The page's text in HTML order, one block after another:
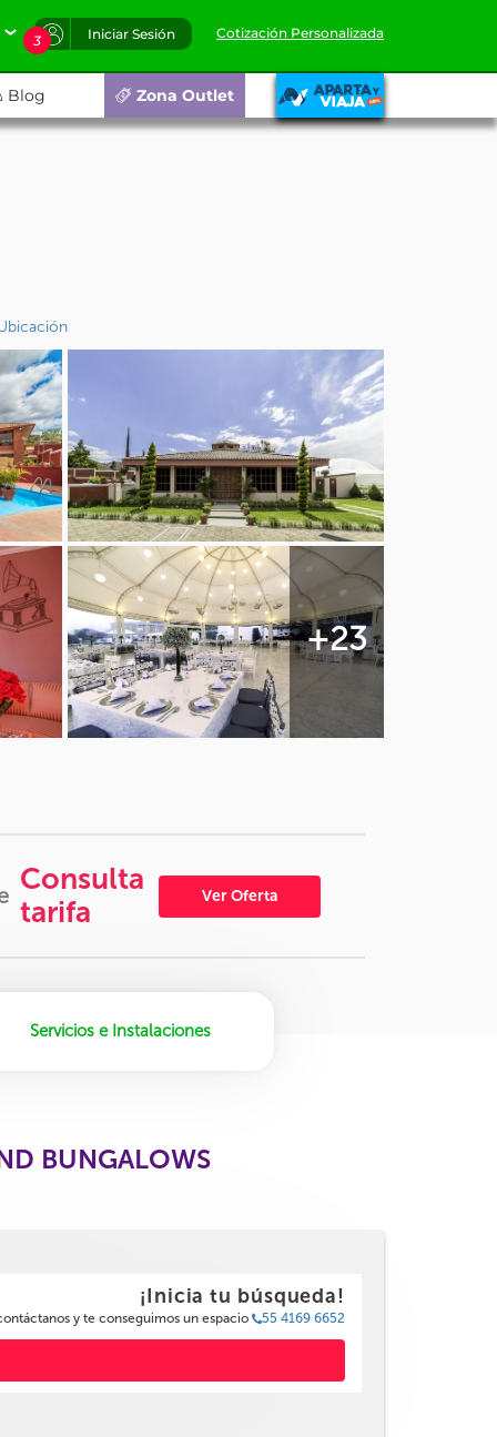
3 Iniciar Sesión Cotización Personalizada
Blog Zona Outlet
+23
Consulta
tarifa
Ver Oferta
Servicios e Instalaciones
BUNGALOWS
¡Inicia tu búsqueda!
y te conseguimos un espacio 55 4169 6652